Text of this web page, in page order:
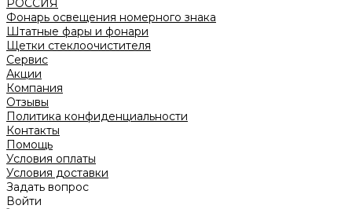
РОССИЯ
Фонарь освещения номерного знака
Штатные фары и фонари
Щетки стеклоочистителя
Сервис
Акции
Компания
Отзывы
Политика конфиденциальности
Контакты
Помощь
Условия оплаты
Условия доставки
Задать вопрос
Войти